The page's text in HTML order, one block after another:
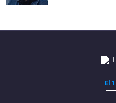
El